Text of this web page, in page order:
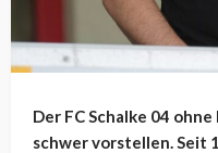
Der FC Schalke 04
schwer vorstellen. Seit